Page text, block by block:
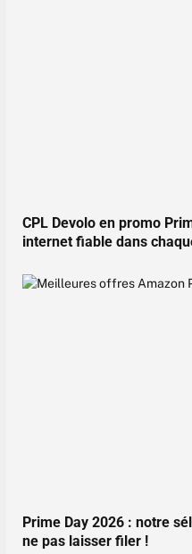
CPL Devolo en promo
internet fiable dans
Prime Day 2026 : notre
ne pas laisser filer !